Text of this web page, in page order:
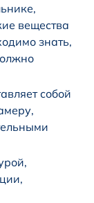
вещества
знать,
собой